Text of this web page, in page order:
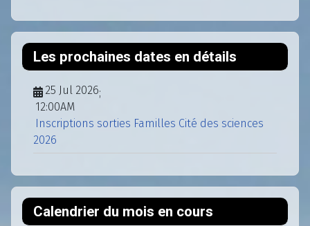
Les prochaines dates en détails
25 Jul 2026;
12:00AM
Inscriptions sorties Familles Cité des sciences
2026
Calendrier du mois en cours